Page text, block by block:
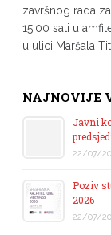
završnog rada
15:00 sati u
u ulici Maršala
NAJNOVIJE
Javni
22/07/
Poziv
2026
22/07/